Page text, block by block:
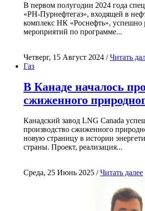
В первом полугодии 2024 года
«РН-Пурнефтегаз», входящей в
комплекс НК «Роснефть», успешно
мероприятий по программе...
Четверг, 15 Август 2024 /Читать
Газ
В Канаде началось
сжиженного
Канадский завод LNG Canada
производство сжиженного
новую страницу в истории
страны. Проект, реализация...
Среда, 25 Июнь 2025 /Читать далее